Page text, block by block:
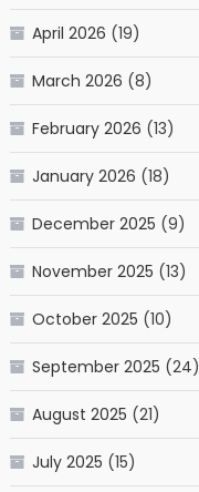
April 2026 (19)
March 2026 (8)
February 2026 (13)
January 2026 (18)
December 2025 (9)
November 2025 (13)
October 2025 (10)
September 2025 (24)
August 2025 (21)
July 2025 (15)